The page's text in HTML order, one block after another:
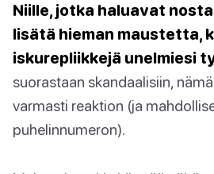
Niille, jotka haluavat
lisätä hieman maustetta,
iskurepliikkejä unelmiesi
suorastaan skandaalisiin,
varmasti reaktion (ja
puhelinnumeron).